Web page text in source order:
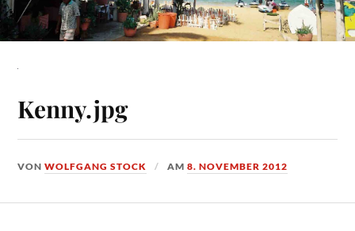
Kenny.jpg
VONWOLFGANG STOCK AM8. NOVEMBER 2012